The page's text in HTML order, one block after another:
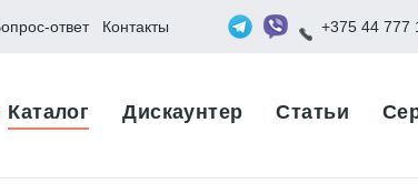
ответ Контакты +375 44 777
Каталог Дискаунтер Статьи